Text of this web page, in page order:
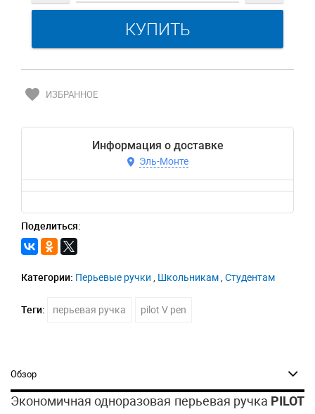
favorite ИЗБРАННОЕ
Информация о доставке
Эль-Монте
Поделиться:
Категории: Перьевые ручки , Школьникам, Студентам
Теги: перьевая ручка pilot V pen
Обзор
Экономичная одноразовая перьевая ручка PILOT